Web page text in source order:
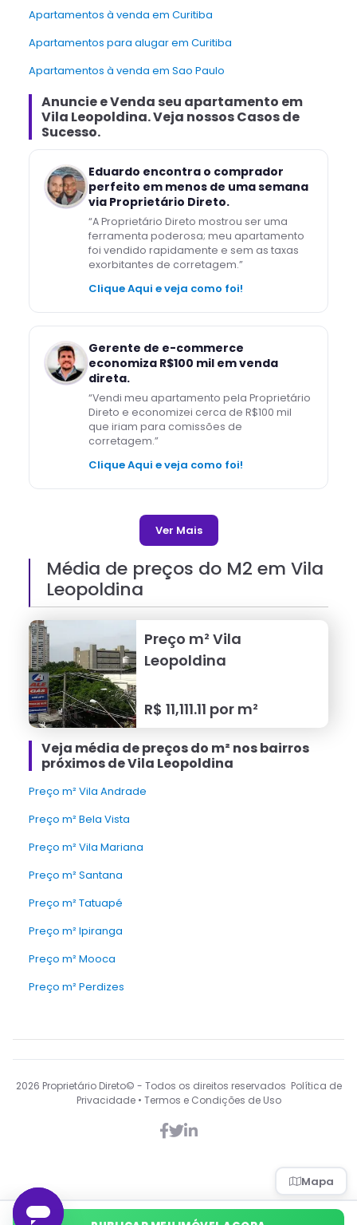
Mapa
Apartamentos à venda em Curitiba
Apartamentos para alugar em Curitiba
Apartamentos à venda em Sao Paulo
Anuncie e Venda seu apartamento em
Vila Leopoldina. Veja nossos Casos de
Sucesso.
Eduardo encontra o comprador
perfeito em menos de uma semana
via Proprietário Direto.
“A Proprietário Direto mostrou ser uma
ferramenta poderosa; meu apartamento
foi vendido rapidamente e sem as taxas
exorbitantes de corretagem.”
Clique Aqui e veja como foi!
Gerente de e-commerce
economiza R$100 mil em venda
direta.
“Vendi meu apartamento pela Proprietário
Direto e economizei cerca de R$100 mil
que iriam para comissões de
corretagem.”
Clique Aqui e veja como foi!
Ver Mais
Média de preços do M2 em Vila
Leopoldina
Preço m² Vila
Leopoldina
R$ 11,111.11 por m²
Veja média de preços do m² nos bairros
próximos de Vila Leopoldina
Preço m² Vila Andrade
Preço m² Bela Vista
Preço m² Vila Mariana
Preço m² Santana
Preço m² Tatuapé
Preço m² Ipiranga
Preço m² Mooca
Preço m² Perdizes
2026 Proprietário Direto© - Todos os direitos reservados Política de
Privacidade • Termos e Condições de Uso